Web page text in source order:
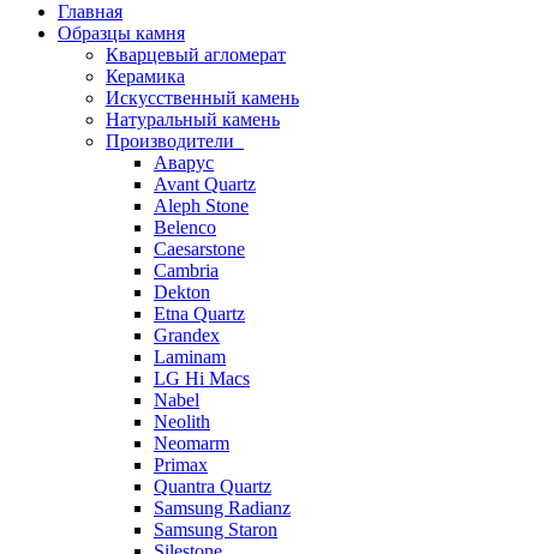
Главная
Образцы камня
Кварцевый агломерат
Керамика
Искусственный камень
Натуральный камень
Производители
Аварус
Avant Quartz
Aleph Stone
Belenco
Caesarstone
Cambria
Dekton
Etna Quartz
Grandex
Laminam
LG Hi Macs
Nabel
Neolith
Neomarm
Primax
Quantra Quartz
Samsung Radianz
Samsung Staron